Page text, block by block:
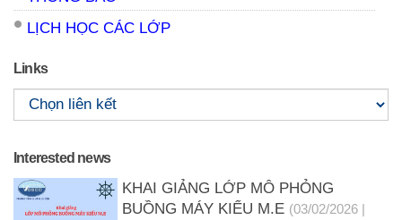
LỊCH HỌC CÁC LỚP
Links
Interested news
KHAI GIẢNG LỚP MÔ PHỎNG
BUỒNG MÁY KIỂU M.E (03/02/2026 |